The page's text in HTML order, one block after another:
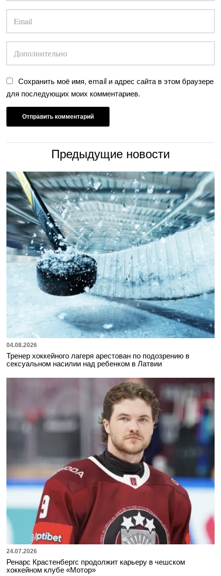
Сохранить моё имя, email и адрес сайта в этом браузере
для последующих моих комментариев.
Предыдущие новости
04.08.2026
Тренер хоккейного лагеря арестован по подозрению в
сексуальном насилии над ребенком в Латвии
24.07.2026
Ренарс Крастенбергс продолжит карьеру в чешском
хоккейном клубе «Мотор»